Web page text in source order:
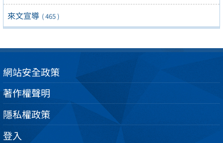
來文宣導 ( 465 )
網站安全政策
著作權聲明
隱私權政策
登入